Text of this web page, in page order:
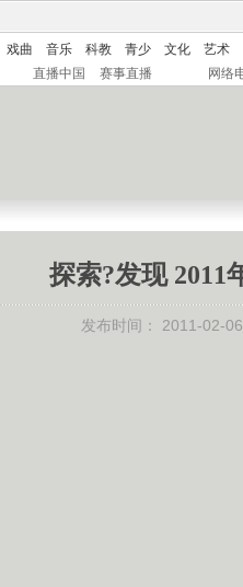
戏曲 音乐 科教 青少 文化
艺术
直播中国 赛事直播 网络
探索?发现 2011
发布时间： 2011-02-